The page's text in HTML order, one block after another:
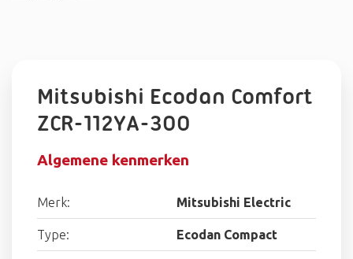
Mitsubishi Ecodan Comfort
ZCR-112YA-300
Algemene kenmerken
Merk: Mitsubishi Electric
Type: Ecodan Compact